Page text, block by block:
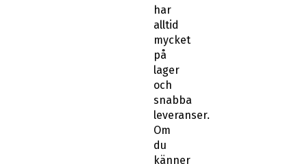
har
alltid
mycket
på
lager
och
snabba
leveranser.
Om
du
känner